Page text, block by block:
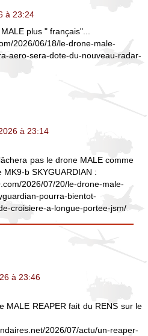
à 23:24
plus " français"...
2026/06/18/le-drone-male-
aero-sera-dote-du-nouveau-radar-
à 23:14
pas le drone MALE comme
b SKYGUARDIAN :
2026/07/20/le-drone-male-
pourra-bientot-
croisiere-a-longue-portee-jsm/
à 23:46
MALE REAPER fait du RENS sur le
2026/07/actu/un-reaper-